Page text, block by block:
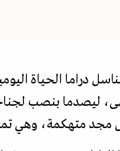
دراما الحياة
ليصدما بنصب
مجد متهكمة، وهي